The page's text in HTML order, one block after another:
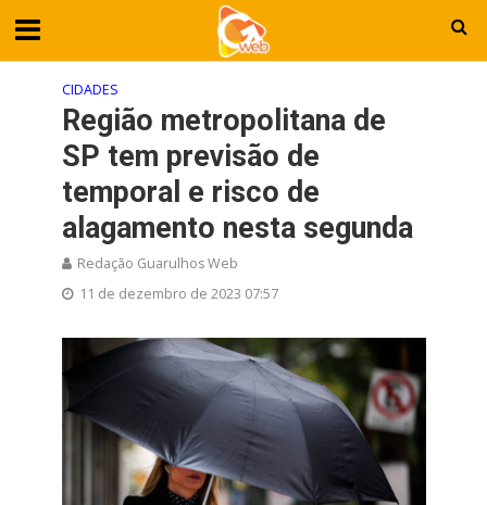
CIDADES
Região metropolitana de
SP tem previsão de
temporal e risco de
alagamento nesta segunda
Redação Guarulhos Web
11 de dezembro de 2023 07:57